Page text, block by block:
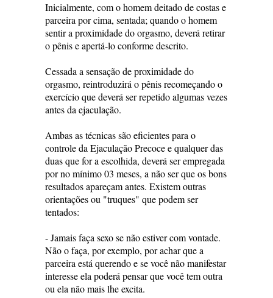
Inicialmente, com o homem deitado de costas e
parceira por cima, sentada; quando o homem
sentir a proximidade do orgasmo, deverá retirar
o pênis e apertá-lo conforme descrito.
Cessada a sensação de proximidade do
orgasmo, reintroduzirá o pênis recomeçando o
exercício que deverá ser repetido algumas vezes
antes da ejaculação.
Ambas as técnicas são eficientes para o
controle da Ejaculação Precoce e qualquer das
duas que for a escolhida, deverá ser empregada
por no mínimo 03 meses, a não ser que os bons
resultados apareçam antes. Existem outras
orientações ou "truques" que podem ser
tentados:
- Jamais faça sexo se não estiver com vontade.
Não o faça, por exemplo, por achar que a
parceira está querendo e se você não manifestar
interesse ela poderá pensar que você tem outra
ou ela não mais lhe excita.